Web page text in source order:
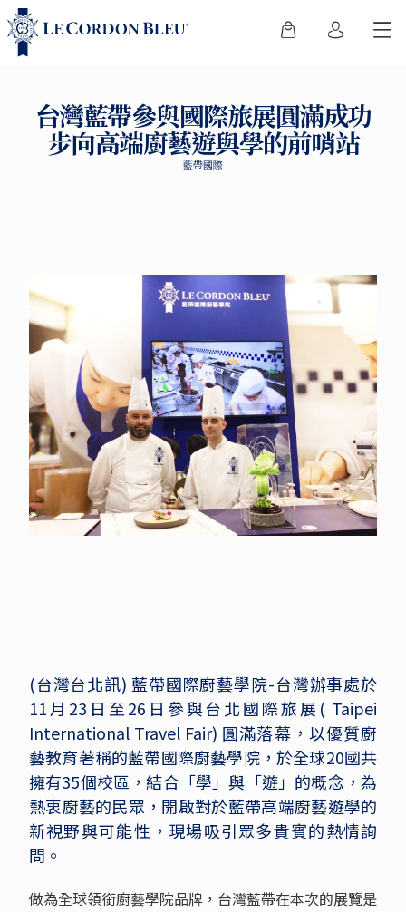
台灣藍帶參與國際旅展圓滿成功
步向高端廚藝遊與學的前哨站
藍帶國際
(台灣台北訊) 藍帶國際廚藝學院-台灣辦事處於
11月23日至26日參與台北國際旅展( Taipei
International Travel Fair) 圓滿落幕，以優質廚
藝教育著稱的藍帶國際廚藝學院，於全球20國共
擁有35個校區，結合「學」與「遊」的概念，為
熱衷廚藝的民眾，開啟對於藍帶高端廚藝遊學的
新視野與可能性，現場吸引眾多貴賓的熱情詢
問。
做為全球領銜廚藝學院品牌，台灣藍帶在本次的展覽是